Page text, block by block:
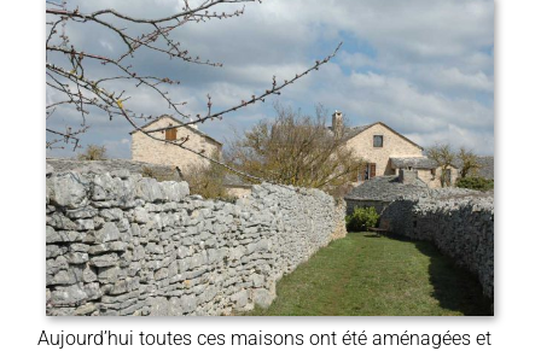
Aujourd’hui toutes ces maisons ont été aménagées et